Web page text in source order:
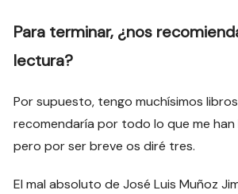
Para terminar, ¿nos
lectura?
Por supuesto, tengo muchísimos
recomendaría por todo lo que me
pero por ser breve os diré tres.
El mal absoluto de José Luis Muñoz